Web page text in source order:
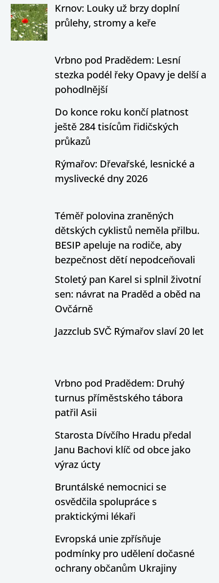
Krnov: Louky už brzy doplní
průlehy, stromy a keře
Vrbno pod Pradědem: Lesní
stezka podél řeky Opavy je delší a
pohodlnější
Do konce roku končí platnost
ještě 284 tisícům řidičských
průkazů
Rýmařov: Dřevařské, lesnické a
myslivecké dny 2026
Téměř polovina zraněných
dětských cyklistů neměla přilbu.
BESIP apeluje na rodiče, aby
bezpečnost dětí nepodceňovali
Stoletý pan Karel si splnil životní
sen: návrat na Praděd a oběd na
Ovčárně
Jazzclub SVČ Rýmařov slaví 20 let
Vrbno pod Pradědem: Druhý
turnus příměstského tábora
patřil Asii
Starosta Dívčího Hradu předal
Janu Bachovi klíč od obce jako
výraz úcty
Bruntálské nemocnici se
osvědčila spolupráce s
praktickými lékaři
Evropská unie zpřísňuje
podmínky pro udělení dočasné
ochrany občanům Ukrajiny